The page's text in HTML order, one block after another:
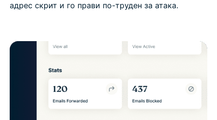
адрес скрит и го прави по-труден за атака.